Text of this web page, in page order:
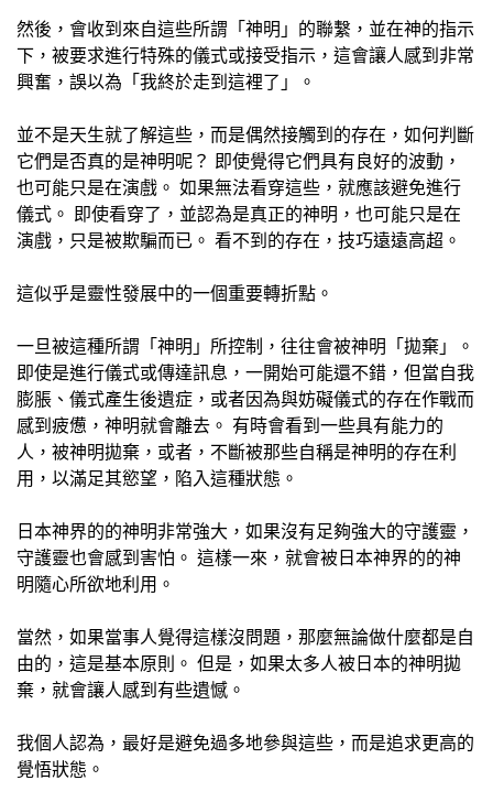
然後，會收到來自這些所謂「神明」的聯繫，並在神的指示
下，被要求進行特殊的儀式或接受指示，這會讓人感到非常
興奮，誤以為「我終於走到這裡了」。
並不是天生就了解這些，而是偶然接觸到的存在，如何判斷
它們是否真的是神明呢？ 即使覺得它們具有良好的波動，
也可能只是在演戲。 如果無法看穿這些，就應該避免進行
儀式。 即使看穿了，並認為是真正的神明，也可能只是在
演戲，只是被欺騙而已。 看不到的存在，技巧遠遠高超。
這似乎是靈性發展中的一個重要轉折點。
一旦被這種所謂「神明」所控制，往往會被神明「拋棄」。
即使是進行儀式或傳達訊息，一開始可能還不錯，但當自我
膨脹、儀式產生後遺症，或者因為與妨礙儀式的存在作戰而
感到疲憊，神明就會離去。 有時會看到一些具有能力的
人，被神明拋棄，或者，不斷被那些自稱是神明的存在利
用，以滿足其慾望，陷入這種狀態。
日本神界的的神明非常強大，如果沒有足夠強大的守護靈，
守護靈也會感到害怕。 這樣一來，就會被日本神界的的神
明隨心所欲地利用。
當然，如果當事人覺得這樣沒問題，那麼無論做什麼都是自
由的，這是基本原則。 但是，如果太多人被日本的神明拋
棄，就會讓人感到有些遺憾。
我個人認為，最好是避免過多地參與這些，而是追求更高的
覺悟狀態。